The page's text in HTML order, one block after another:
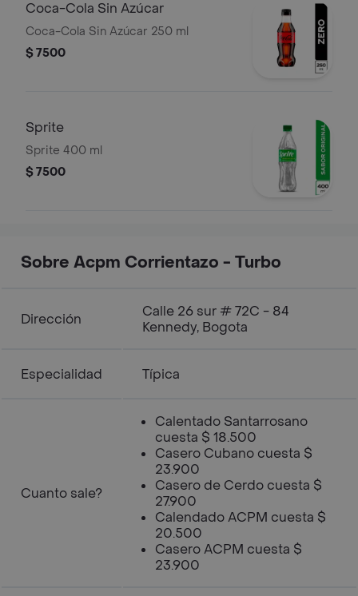
Coca-Cola Sin Azúcar
Coca-Cola Sin Azúcar 250 ml
$ 7500
Sprite
Sprite 400 ml
$ 7500
Sobre Acpm Corrientazo - Turbo
Dirección
Calle 26 sur # 72C - 84
Kennedy, Bogota
Especialidad Típica
Cuanto sale?
Calentado Santarrosano
cuesta $ 18.500
Casero Cubano cuesta $
23.900
Casero de Cerdo cuesta $
27.900
Calendado ACPM cuesta $
20.500
Casero ACPM cuesta $
23.900